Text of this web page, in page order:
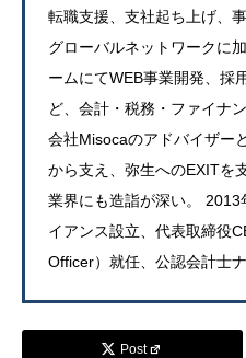
転職支援、支社起ち上げ、
グローバルネットワークに
ームにてWEB事業開発、採
ど、会計・税務・ファイナ
会社Misocaのアドバイザー
から支え、弥生へのEXITを
業界にも造詣が深い。
イアンス設立、代表取締役
Officer）就任、公認会計士ナ
Post